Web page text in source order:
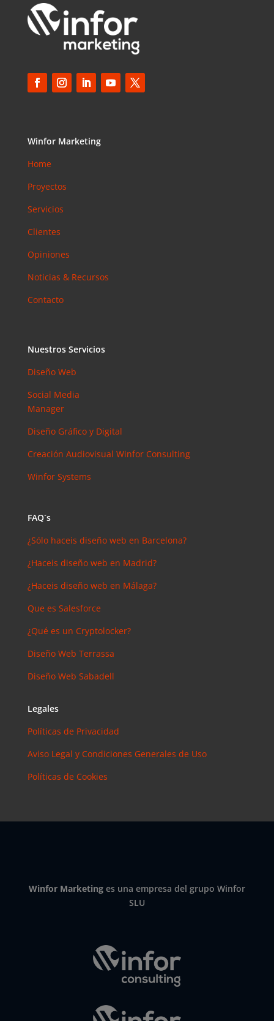
Winfor Marketing
Home
Proyectos
Servicios
Clientes
Opiniones
Noticias & Recursos
Contacto
Nuestros Servicios
Diseño Web
Social Media
Manager
Diseño Gráfico y Digital
Creación Audiovisual Winfor Consulting
Winfor Systems
FAQ´s
¿Sólo haceis diseño web en Barcelona?
¿Haceis diseño web en Madrid?
¿Haceis diseño web en Málaga?
Que es Salesforce
¿Qué es un Cryptolocker?
Diseño Web Terrassa
Diseño Web Sabadell
Legales
Políticas de Privacidad
Aviso Legal y Condiciones Generales de Uso
Políticas de Cookies
Winfor Marketinges una empresa del grupo Winfor
SLU